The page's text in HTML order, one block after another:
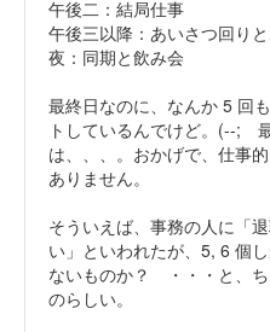
午後二：結局仕事
午後三以降：あいさつ回り
夜：同期と飲み会
最終日なのに、なんか 5 回
トしているんでけど。(--;
は、、、。おかげで、仕事
ありません。
そういえば、事務の人に「
い」といわれたが、5, 6 個
ないものか？ ・・・と、
のらしい。